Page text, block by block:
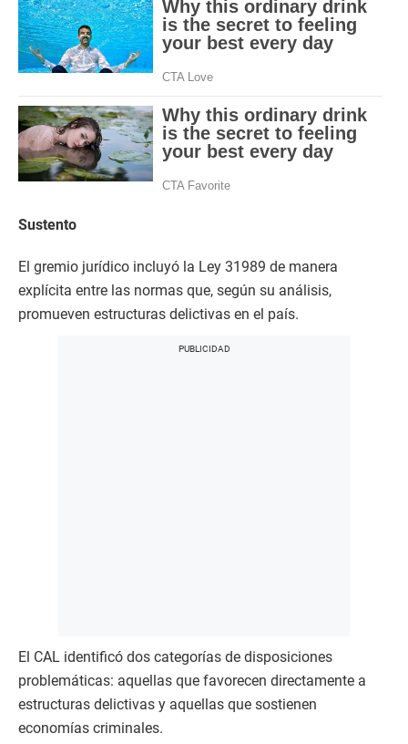
Sustento
El gremio jurídico incluyó la Ley 31989 de manera
explícita entre las normas que, según su análisis,
promueven estructuras delictivas en el país.
El CAL identificó dos categorías de disposiciones
problemáticas: aquellas que favorecen directamente a
estructuras delictivas y aquellas que sostienen
economías criminales.